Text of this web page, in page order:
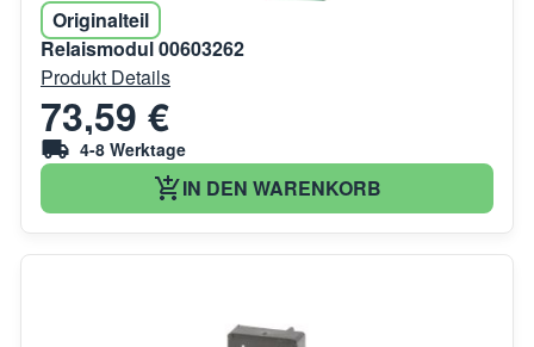
Originalteil
Relaismodul 00603262
Produkt Details
73,59 €
4-8 Werktage
IN DEN WARENKORB